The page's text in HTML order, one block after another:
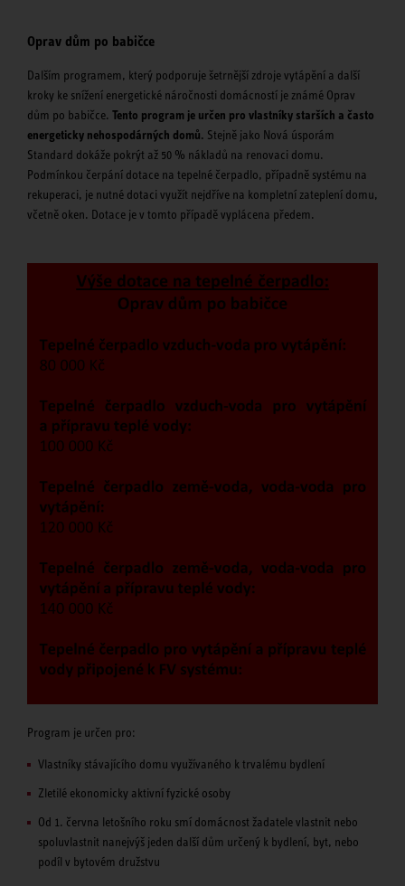
Oprav dům po babičce
Dalším programem, který podporuje šetrnější zdroje vytápění a další
kroky ke snížení energetické náročnosti domácností je známé Oprav
dům po babičce. Tento program je určen pro vlastníky starších a často
energeticky nehospodárných domů. Stejně jako Nová úsporám
Standard dokáže pokrýt až 50 % nákladů na renovaci domu.
Podmínkou čerpání dotace na tepelné čerpadlo, případně systému na
rekuperaci, je nutné dotaci využít nejdříve na kompletní zateplení domu,
včetně oken. Dotace je v tomto případě vyplácena předem.
Program je určen pro:
Vlastníky stávajícího domu využívaného k trvalému bydlení
Zletilé ekonomicky aktivní fyzické osoby
Od 1. června letošního roku smí domácnost žadatele vlastnit nebo
spoluvlastnit nanejvýš jeden další dům určený k bydlení, byt, nebo
podíl v bytovém družstvu